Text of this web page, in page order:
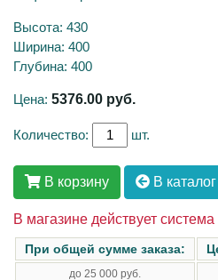
Высота: 430
Ширина: 400
Глубина: 400
Цена: 5376.00 руб.
Количество: шт.
В корзину В каталог
В магазине действует
При общей сумме заказа:
до 25 000 руб.